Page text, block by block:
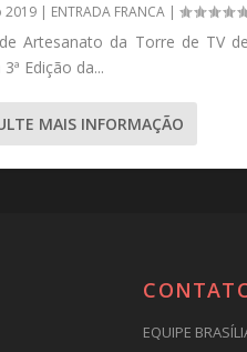
2019 | ENTRADA FRANCA |
Artesanato da Torre de TV
Edição da...
MAIS INFORMAÇÃO
EQUIPE